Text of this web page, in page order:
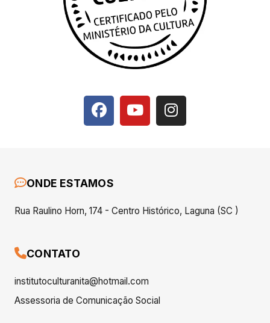
ONDE ESTAMOS
Rua Raulino Horn, 174 - Centro Histórico, Laguna (SC )
CONTATO
institutoculturanita@hotmail.com
Assessoria de Comunicação Social